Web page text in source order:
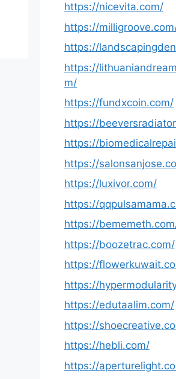
https://nicevita.com/
https://
https://
https://
m/
https://fundxcoin.com/
https://
https://
https://
https://luxivor.com/
https://
https://
https://boozetrac.com/
https://
https://
https://edutaalim.com/
https://
https://hebli.com/
https://